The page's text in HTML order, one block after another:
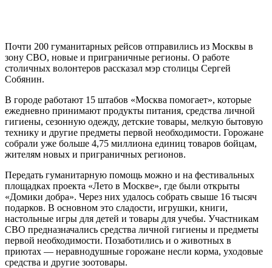
Почти 200 гуманитарных рейсов отправились из Москвы в
зону СВО, новые и приграничные регионы. О работе
столичных волонтеров рассказал мэр столицы Сергей
Собянин.
В городе работают 15 штабов «Москва помогает», которые
ежедневно принимают продукты питания, средства личной
гигиены, сезонную одежду, детские товары, мелкую бытовую
технику и другие предметы первой необходимости. Горожане
собрали уже больше 4,75 миллиона единиц товаров бойцам,
жителям новых и приграничных регионов.
Передать гуманитарную помощь можно и на фестивальных
площадках проекта «Лето в Москве», где были открыты
«Домики добра». Через них удалось собрать свыше 16 тысяч
подарков. В основном это сладости, игрушки, книги,
настольные игры для детей и товары для учебы. Участникам
СВО предназначались средства личной гигиены и предметы
первой необходимости. Позаботились и о животных в
приютах — неравнодушные горожане несли корма, уходовые
средства и другие зоотовары.